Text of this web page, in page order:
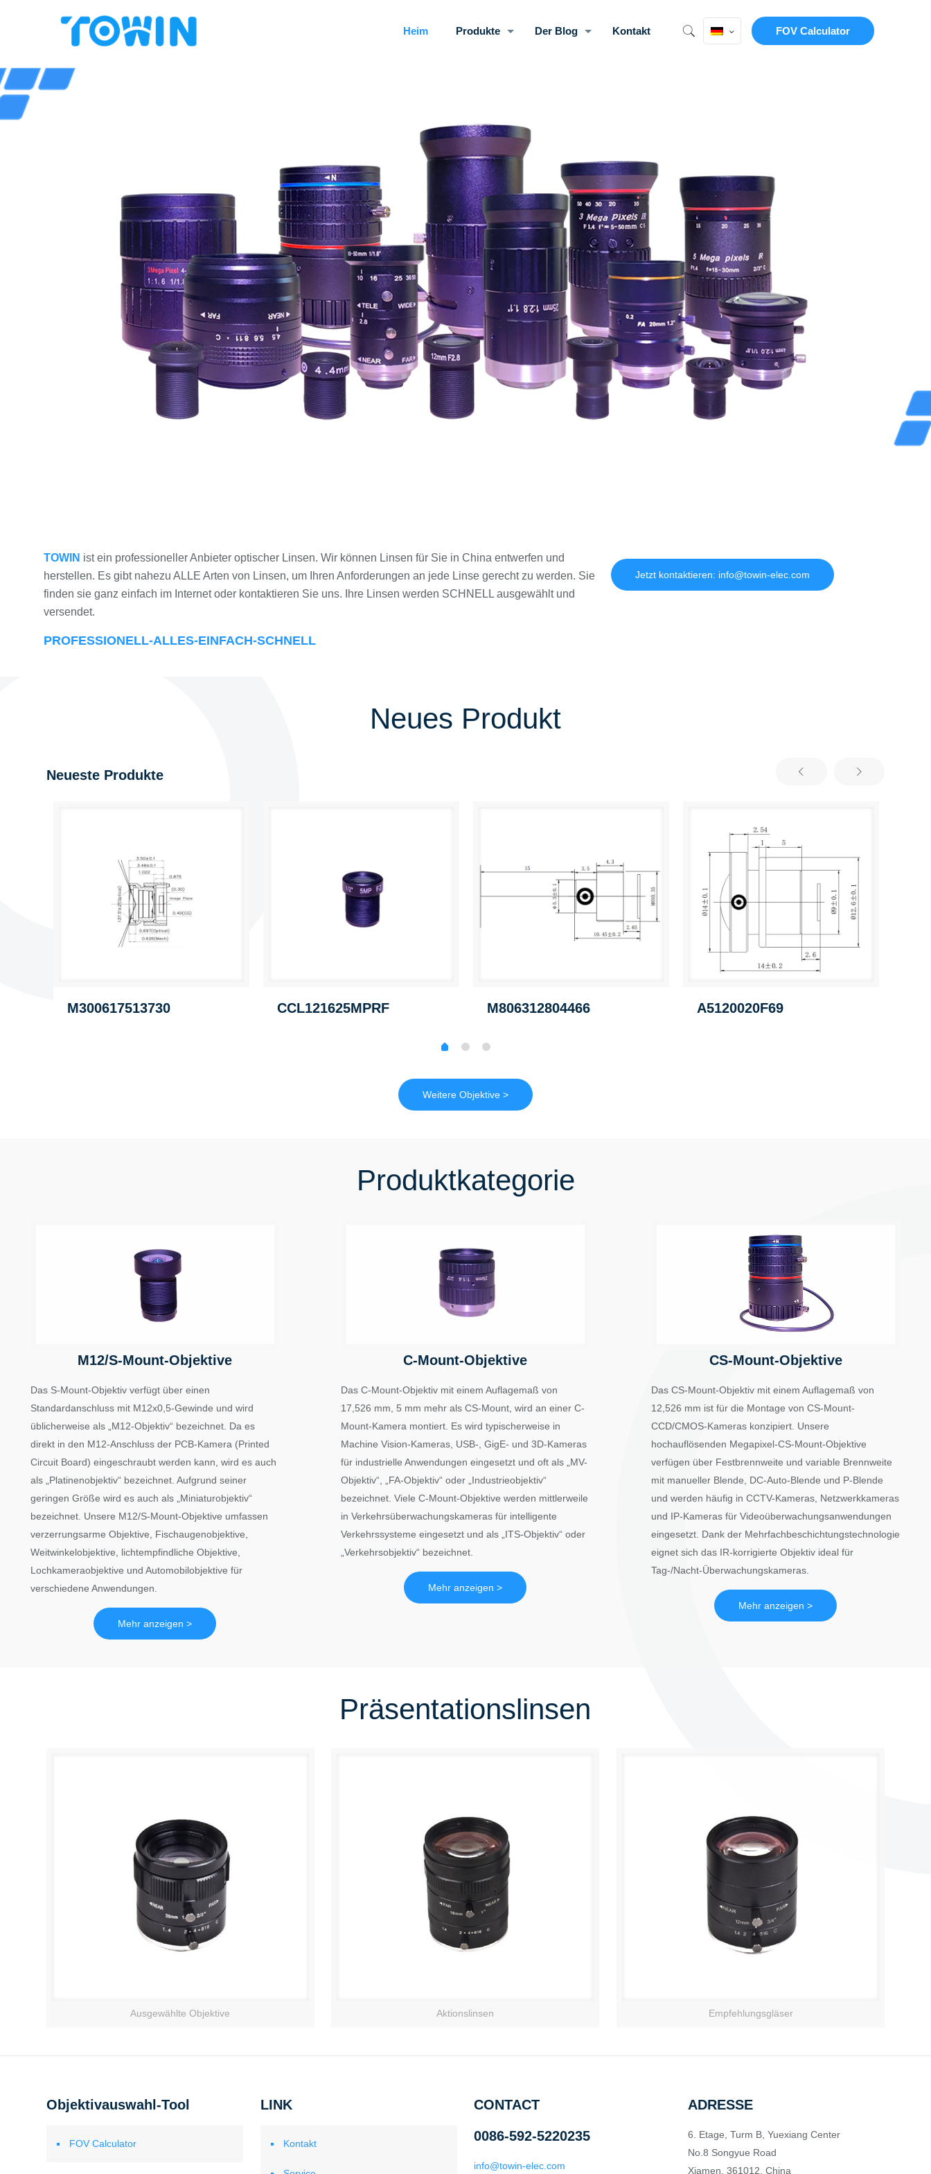
Heim Produkte Der Blog Kontakt FOV Calculator
TOWIN ist ein professioneller Anbieter optischer Linsen. Wir können Linsen für Sie in China entwerfen und
herstellen. Es gibt nahezu ALLE Arten von Linsen, um Ihren Anforderungen an jede Linse gerecht zu werden. Sie
finden sie ganz einfach im Internet oder kontaktieren Sie uns. Ihre Linsen werden SCHNELL ausgewählt und
versendet.
PROFESSIONELL-ALLES-EINFACH-SCHNELL
Jetzt kontaktieren: info@towin-elec.com
Neues Produkt
Neueste Produkte
M300617513730 CCL121625MPRF M806312804466 A5120020F69
Weitere Objektive >
Produktkategorie
M12/S-Mount-Objektive
Das S-Mount-Objektiv verfügt über einen
Standardanschluss mit M12x0,5-Gewinde und wird
üblicherweise als „M12-Objektiv“ bezeichnet. Da es
direkt in den M12-Anschluss der PCB-Kamera (Printed
Circuit Board) eingeschraubt werden kann, wird es auch
als „Platinenobjektiv“ bezeichnet. Aufgrund seiner
geringen Größe wird es auch als „Miniaturobjektiv“
bezeichnet. Unsere M12/S-Mount-Objektive umfassen
verzerrungsarme Objektive, Fischaugenobjektive,
Weitwinkelobjektive, lichtempfindliche Objektive,
Lochkameraobjektive und Automobilobjektive für
verschiedene Anwendungen.
Mehr anzeigen >
C-Mount-Objektive
Das C-Mount-Objektiv mit einem Auflagemaß von
17,526 mm, 5 mm mehr als CS-Mount, wird an einer C-
Mount-Kamera montiert. Es wird typischerweise in
Machine Vision-Kameras, USB-, GigE- und 3D-Kameras
für industrielle Anwendungen eingesetzt und oft als „MV-
Objektiv“, „FA-Objektiv“ oder „Industrieobjektiv“
bezeichnet. Viele C-Mount-Objektive werden mittlerweile
in Verkehrsüberwachungskameras für intelligente
Verkehrssysteme eingesetzt und als „ITS-Objektiv“ oder
„Verkehrsobjektiv“ bezeichnet.
Mehr anzeigen >
CS-Mount-Objektive
Das CS-Mount-Objektiv mit einem Auflagemaß von
12,526 mm ist für die Montage von CS-Mount-
CCD/CMOS-Kameras konzipiert. Unsere
hochauflösenden Megapixel-CS-Mount-Objektive
verfügen über Festbrennweite und variable Brennweite
mit manueller Blende, DC-Auto-Blende und P-Blende
und werden häufig in CCTV-Kameras, Netzwerkkameras
und IP-Kameras für Videoüberwachungsanwendungen
eingesetzt. Dank der Mehrfachbeschichtungstechnologie
eignet sich das IR-korrigierte Objektiv ideal für
Tag-/Nacht-Überwachungskameras.
Mehr anzeigen >
Präsentationslinsen
Ausgewählte Objektive Aktionslinsen Empfehlungsgläser
Objektivauswahl-Tool
FOV Calculator
LINK
Kontakt
CONTACT
0086-592-5220235
info@towin-elec.com
ADRESSE
6. Etage, Turm B, Yuexiang Center
No.8 Songyue Road
Xiamen, 361012, China